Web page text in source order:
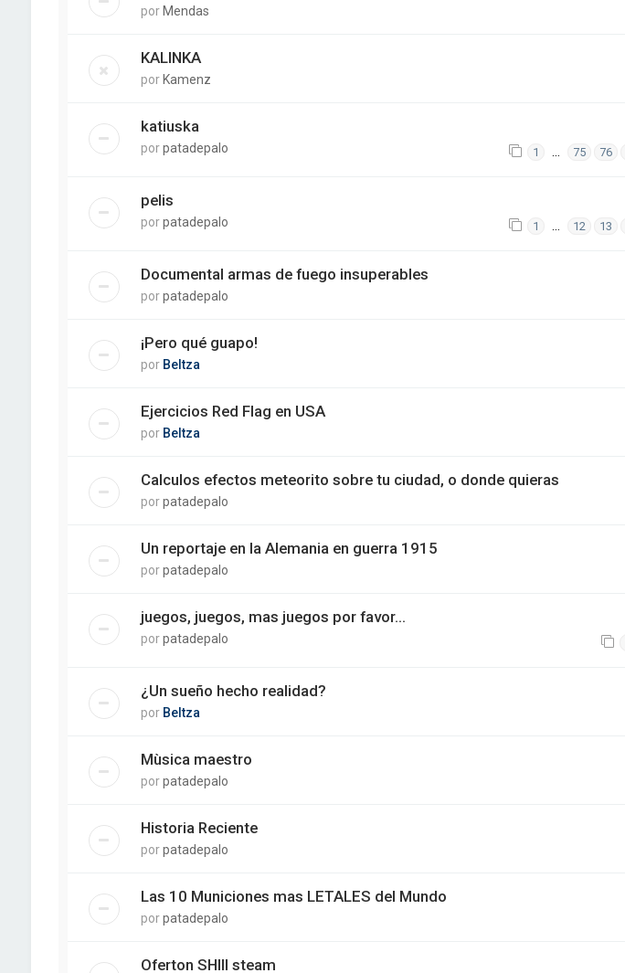
porMendas
KALINKA
porKamenz
katiuska
porpatadepalo 1 75 76
pelis
porpatadepalo 1 12 13
Documental armas de fuego insuperables
porpatadepalo
¡Pero qué guapo!
por Beltza
Ejercicios Red Flag en USA
por Beltza
Calculos efectos meteorito sobre tu ciudad, o donde quieras
porpatadepalo
Un reportaje en la Alemania en guerra 1915
porpatadepalo
juegos, juegos, mas juegos por favor...
porpatadepalo
¿Un sueño hecho realidad?
por Beltza
Mùsica maestro
porpatadepalo
Historia Reciente
porpatadepalo
Las 10 Municiones mas LETALES del Mundo
porpatadepalo
Oferton SHIII steam